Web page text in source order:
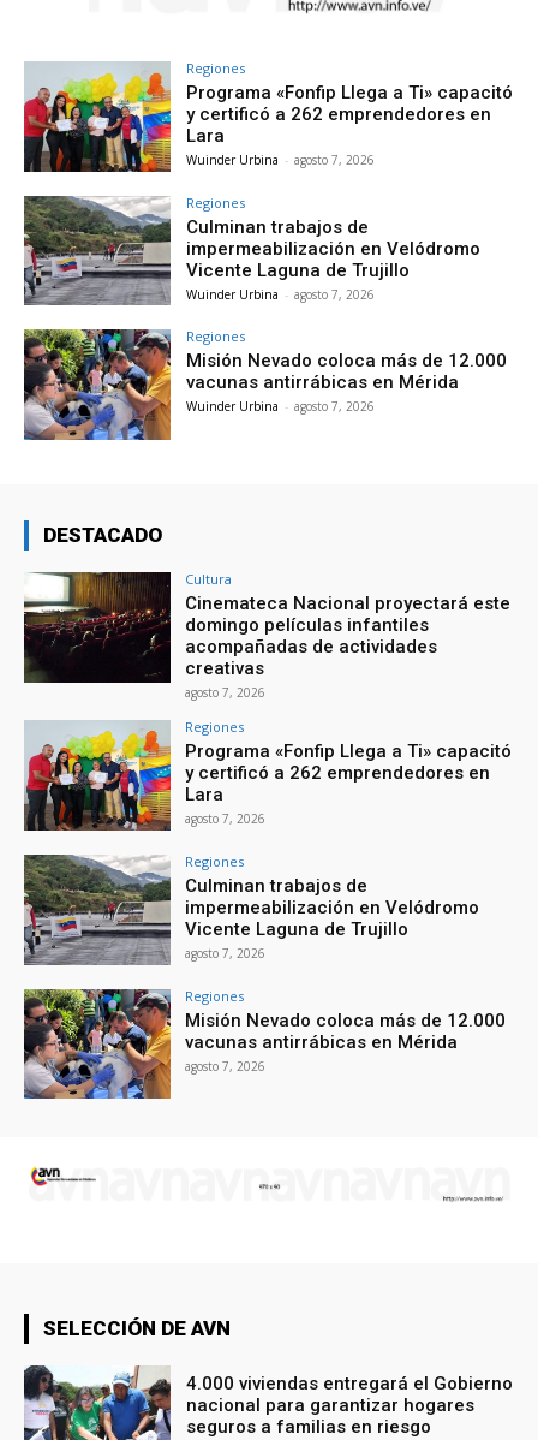
Regiones
Programa «Fonfip Llega a Ti» capacitó
y certificó a 262 emprendedores en
Lara
Wuinder Urbina - agosto 7, 2026
Regiones
Culminan trabajos de
impermeabilización en Velódromo
Vicente Laguna de Trujillo
Wuinder Urbina - agosto 7, 2026
Regiones
Misión Nevado coloca más de 12.000
vacunas antirrábicas en Mérida
Wuinder Urbina - agosto 7, 2026
DESTACADO
Cultura
Cinemateca Nacional proyectará este
domingo películas infantiles
acompañadas de actividades
creativas
agosto 7, 2026
Regiones
Programa «Fonfip Llega a Ti» capacitó
y certificó a 262 emprendedores en
Lara
agosto 7, 2026
Regiones
Culminan trabajos de
impermeabilización en Velódromo
Vicente Laguna de Trujillo
agosto 7, 2026
Regiones
Misión Nevado coloca más de 12.000
vacunas antirrábicas en Mérida
agosto 7, 2026
SELECCIÓN DE AVN
4.000 viviendas entregará el Gobierno
nacional para garantizar hogares
seguros a familias en riesgo